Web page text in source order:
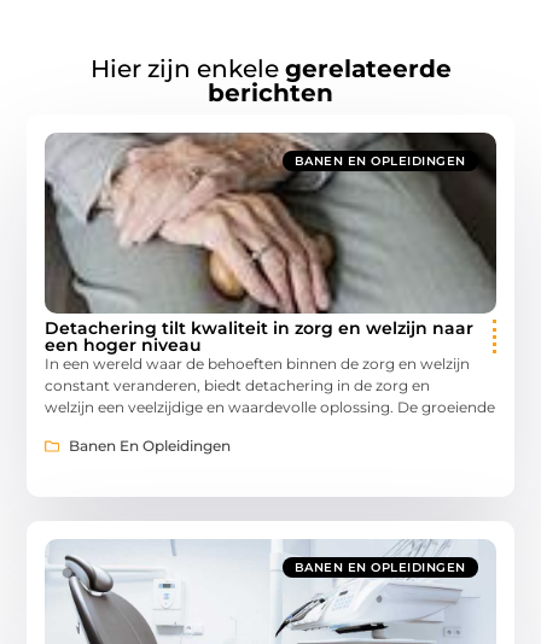
Hier zijn enkele gerelateerde
berichten
BANEN EN OPLEIDINGEN
Detachering tilt kwaliteit in zorg en welzijn naar
een hoger niveau
In een wereld waar de behoeften binnen de zorg en welzijn
constant veranderen, biedt detachering in de zorg en
welzijn een veelzijdige en waardevolle oplossing. De groeiende
Banen En Opleidingen
BANEN EN OPLEIDINGEN